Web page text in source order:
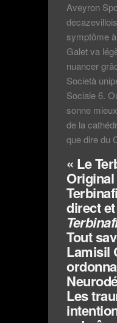
Aveyron
symptôme
Galet va
nuancer
Società
Sociale 6.
sonne
de la
que dire du
« Le
direct
Tout
Lamisil
Les